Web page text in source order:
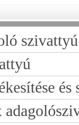
szivattyú
és